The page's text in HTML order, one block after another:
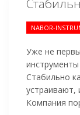
NABOR-
Уже не
Стабильно
устраивают,
Компания